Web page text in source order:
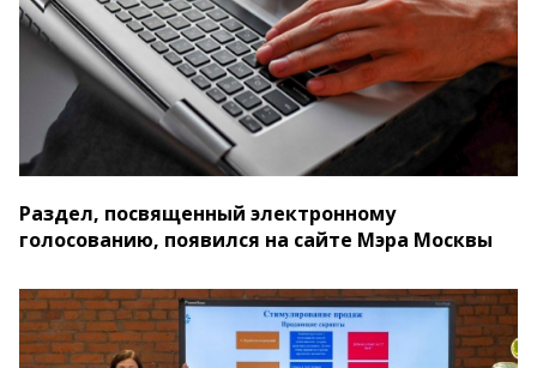
Раздел, посвященный электронному
голосованию, появился на сайте Мэра Москвы